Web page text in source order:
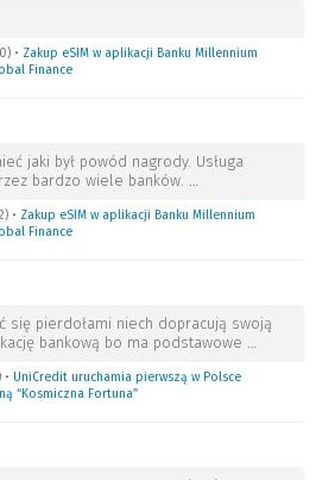
• Zakup eSIM w aplikacji Banku Millennium
Finance
jaki był powód nagrody. Usługa
bardzo wiele banków. …
• Zakup eSIM w aplikacji Banku Millennium
Finance
się pierdołami niech dopracują swoją
bankową bo ma podstawowe …
• UniCredit uruchamia pierwszą w Polsce
“Kosmiczna Fortuna”